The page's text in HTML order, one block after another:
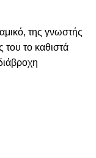
της γνωστής
του το καθιστά